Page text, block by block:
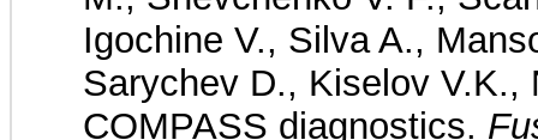
Igochine V., Silva A.,
Sarychev D., Kiselov
COMPASS diagnostics.